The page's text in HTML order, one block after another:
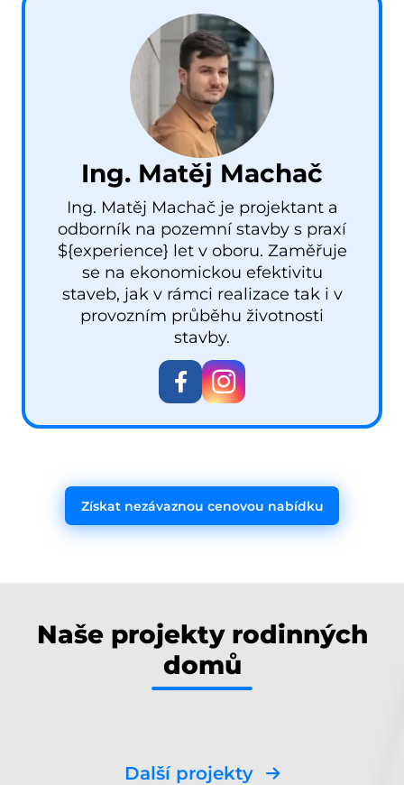
Ing. Matěj Machač
Ing. Matěj Machač je projektant a
odborník na pozemní stavby s praxí
${experience} let v oboru. Zaměřuje
se na ekonomickou efektivitu
staveb, jak v rámci realizace tak i v
provozním průběhu životnosti
stavby.
Získat nezávaznou cenovou nabídku
Naše projekty rodinných
domů
Další projekty